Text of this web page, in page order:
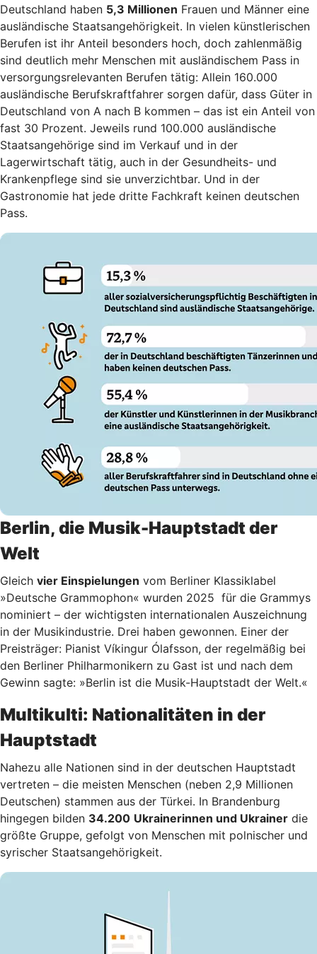
Deutschland haben 5,3 Millionen Frauen und Männer eine
ausländische Staatsangehörigkeit. In vielen künstlerischen
Berufen ist ihr Anteil besonders hoch, doch zahlenmäßig
sind deutlich mehr Menschen mit ausländischem Pass in
versorgungsrelevanten Berufen tätig: Allein 160.000
ausländische Berufskraftfahrer sorgen dafür, dass Güter in
Deutschland von A nach B kommen – das ist ein Anteil von
fast 30 Prozent. Jeweils rund 100.000 ausländische
Staatsangehörige sind im Verkauf und in der
Lagerwirtschaft tätig, auch in der Gesundheits- und
Krankenpflege sind sie unverzichtbar. Und in der
Gastronomie hat jede dritte Fachkraft keinen deutschen
Pass.
Berlin, die Musik-Hauptstadt der
Welt
Gleich vier Einspielungen vom Berliner Klassiklabel
»Deutsche Grammophon« wurden 2025 für die Grammys
nominiert – der wichtigsten internationalen Auszeichnung
in der Musikindustrie. Drei haben gewonnen. Einer der
Preisträger: Pianist Víkingur Ólafsson, der regelmäßig bei
den Berliner Philharmonikern zu Gast ist und nach dem
Gewinn sagte: »Berlin ist die Musik-Hauptstadt der Welt.«
Multikulti: Nationalitäten in der
Hauptstadt
Nahezu alle Nationen sind in der deutschen Hauptstadt
vertreten – die meisten Menschen (neben 2,9 Millionen
Deutschen) stammen aus der Türkei. In Brandenburg
hingegen bilden 34.200 Ukrainerinnen und Ukrainer die
größte Gruppe, gefolgt von Menschen mit polnischer und
syrischer Staatsangehörigkeit.